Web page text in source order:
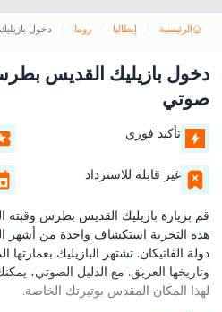
الرئيسية إيطاليا روما
دخول بازيليك القديس
صوتي
تأكيد فوري
غير قابلة للاسترداد
قم بزيارة بازيليك القديس بطرس وقبته
هذه التجربة استكشاف واحدة من أشهر
دولة الفاتيكان. تشتهر البازيليك بعمارتها
وتاريخها العريق. مع الدليل الصوتي،
لهذا المكان المقدس بوتيرتك الخاصة.